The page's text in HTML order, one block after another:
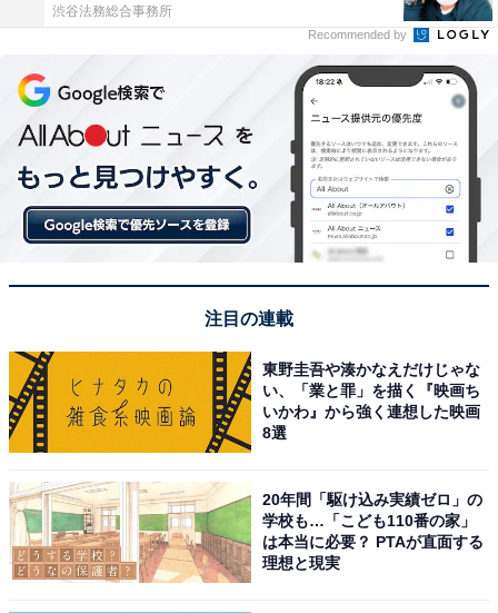
渋谷法務総合事務所
Recommended by
注目の連載
東野圭吾や湊かなえだけじゃな
い、「業と罪」を描く『映画ち
いかわ』から強く連想した映画
8選
20年間「駆け込み実績ゼロ」の
学校も…「こども110番の家」
は本当に必要？ PTAが直面する
理想と現実